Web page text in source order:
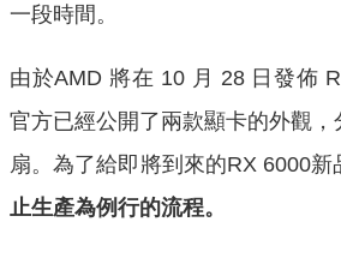
一段時間。
由於AMD 將在 10 月 28 日發佈
官方已經公開了兩款顯卡的外觀
扇。為了給即將到來的RX 6000新
止生產為例行的流程。